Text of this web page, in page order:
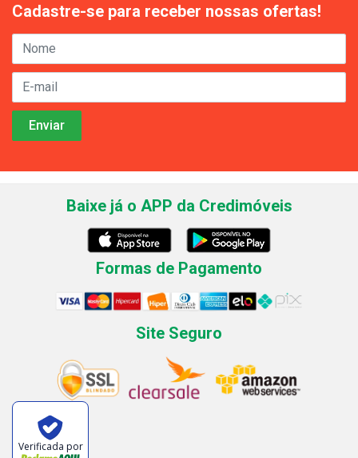
Cadastre-se para receber nossas ofertas!
Baixe já o APP da Credimóveis
Formas de Pagamento
Site Seguro
Verificada por